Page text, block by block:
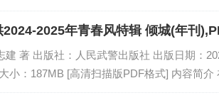
2024-2025年青春风特辑 倾城(年刊
建 著 出版社：人民武警出版社 出版日期：
小：187MB [高清扫描版PDF格式] 内容简介